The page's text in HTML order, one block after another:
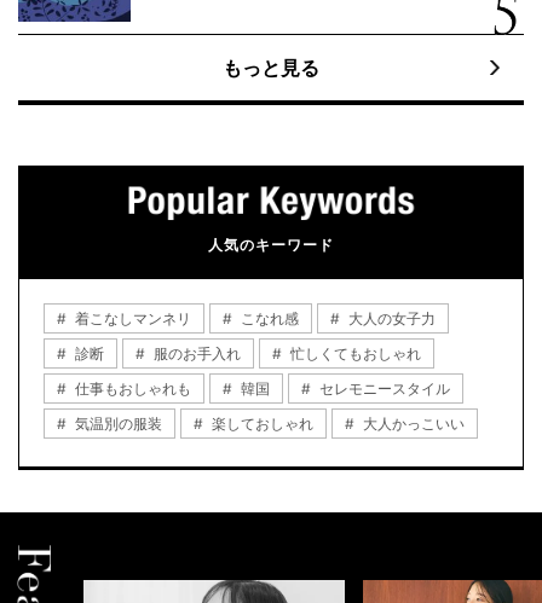
もっと見る
人気のキーワード
着こなしマンネリ こなれ感
大人の女子力
診断
服のお手入れ
忙しくてもおしゃれ
仕事もおしゃれも
韓国
セレモニースタイル
気温別の服装
楽しておしゃれ 大人かっこいい